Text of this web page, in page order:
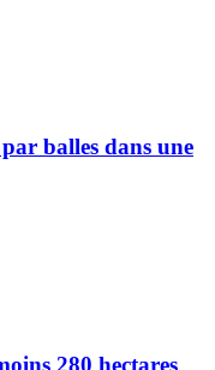
par balles dans une